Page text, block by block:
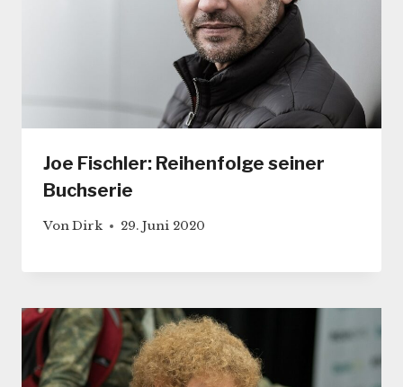
Joe Fischler: Reihenfolge seiner
Buchserie
VonDirk 29. Juni 2020